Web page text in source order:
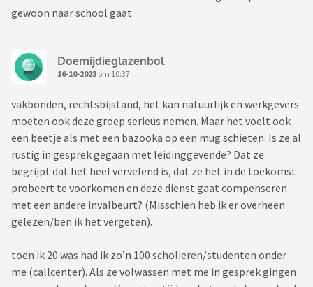
gewoon naar school gaat.
Doemijdieglazenbol
16-10-2023 om 10:37
vakbonden, rechtsbijstand, het kan natuurlijk en werkgevers
moeten ook deze groep serieus nemen. Maar het voelt ook
een beetje als met een bazooka op een mug schieten. Is ze al
rustig in gesprek gegaan met leidinggevende? Dat ze
begrijpt dat het heel vervelend is, dat ze het in de toekomst
probeert te voorkomen en deze dienst gaat compenseren
met een andere invalbeurt? (Misschien heb ik er overheen
gelezen/ben ik het vergeten).
toen ik 20 was had ik zo’n 100 scholieren/studenten onder
me (callcenter). Als ze volwassen met me in gesprek gingen